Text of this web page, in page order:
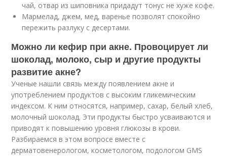
чай, отвар из шиповника придадут тонус не хуже кофе.
Мармелад, джем, мед, варенье позволят спокойно
пережить разлуку с десертами.
Можно ли кефир при акне. Провоцирует ли
шоколад, молоко, сыр и другие продукты
развитие акне?
Ученые нашли связь между появлением акне и
употреблением продуктов с высоким гликемическим
индексом. К ним относятся, например, сахар, белый хлеб,
молочный шоколад. Эти продукты быстро усваиваются и
приводят к повышению уровня глюкозы в крови.
Разбираемся в этом вопросе вместе с
дерматовенерологом, косметологом, подологом GMS